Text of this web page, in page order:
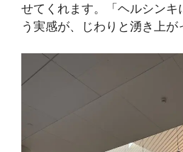
せてくれます。「ヘルシンキ
う実感が、じわりと湧き上が